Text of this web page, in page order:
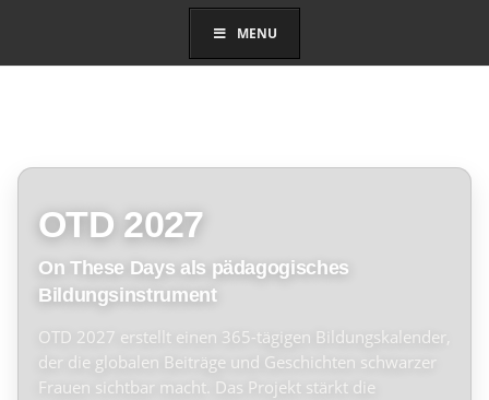
MENU
OTD 2027
On These Days als pädagogisches
Bildungsinstrument
OTD 2027 erstellt einen 365-tägigen Bildungskalender,
der die globalen Beiträge und Geschichten schwarzer
Frauen sichtbar macht. Das Projekt stärkt die